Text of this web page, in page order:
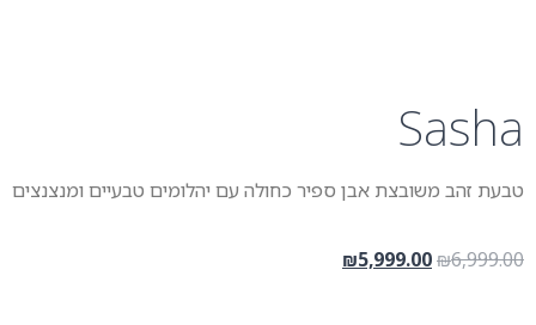
Sasha
טבעת זהב משובצת אבן ספיר כחולה עם יהלומים טבעיים ומנצנצים
₪6,999.00
₪5,999.00